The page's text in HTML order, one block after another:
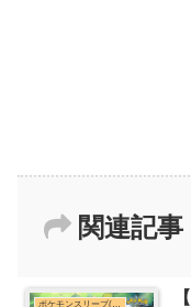
関連記事
ポケモンスリープ(ポケスリ)まとめ